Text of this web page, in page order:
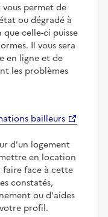
vous permet de
ou dégradé à
celle-ci puisse
Il vous sera
en ligne et de
les problèmes
bailleurs
d'un logement
en location
faire face à cette
constatés,
ou d'aides
profil.